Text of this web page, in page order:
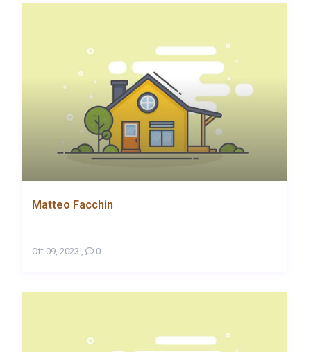
Matteo Facchin
...
Ott 09, 2023 , 0